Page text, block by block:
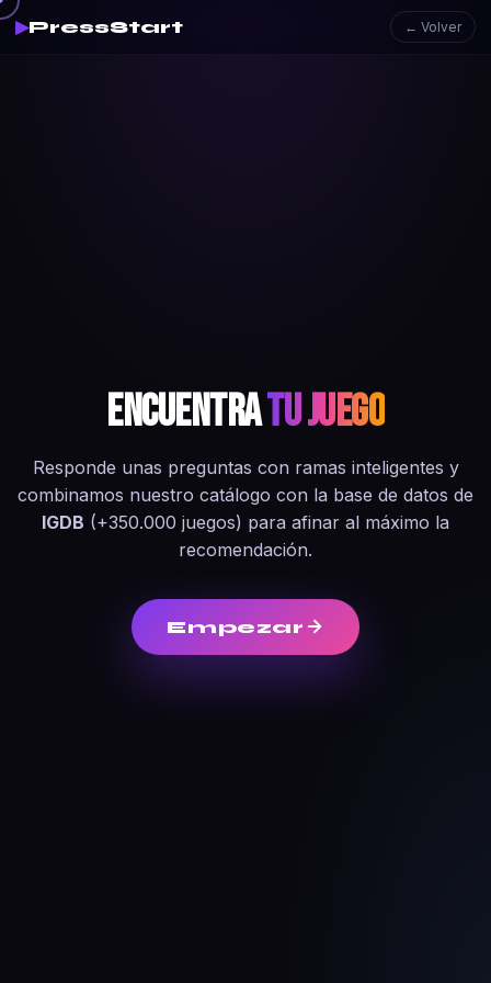
▶PressStart ← Volver
Encuentratu juego
Responde unas preguntas con ramas inteligentes y
combinamos nuestro catálogo con la base de datos de
IGDB (+350.000 juegos) para afinar al máximo la
recomendación.
Empezar